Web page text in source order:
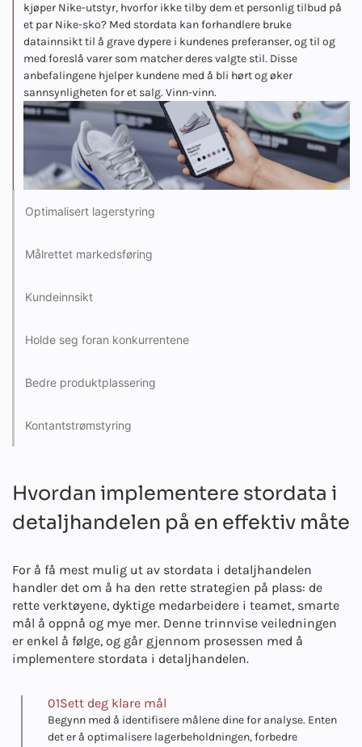
Optimalisert lagerstyring
Målrettet markedsføring
Kundeinnsikt
Holde seg foran konkurrentene
Bedre produktplassering
Kontantstrømstyring
kjøper Nike-utstyr, hvorfor ikke tilby dem et personlig tilbud på
et par Nike-sko? Med stordata kan forhandlere bruke
datainnsikt til å grave dypere i kundenes preferanser, og til og
med foreslå varer som matcher deres valgte stil. Disse
anbefalingene hjelper kundene med å bli hørt og øker
sannsynligheten for et salg. Vinn-vinn.
Hvordan implementere stordata i
detaljhandelen på en effektiv måte
For å få mest mulig ut av stordata i detaljhandelen
handler det om å ha den rette strategien på plass: de
rette verktøyene, dyktige medarbeidere i teamet, smarte
mål å oppnå og mye mer. Denne trinnvise veiledningen
er enkel å følge, og går gjennom prosessen med å
implementere stordata i detaljhandelen.
01Sett deg klare mål
Begynn med å identifisere målene dine for analyse. Enten
det er å optimalisere lagerbeholdningen, forbedre